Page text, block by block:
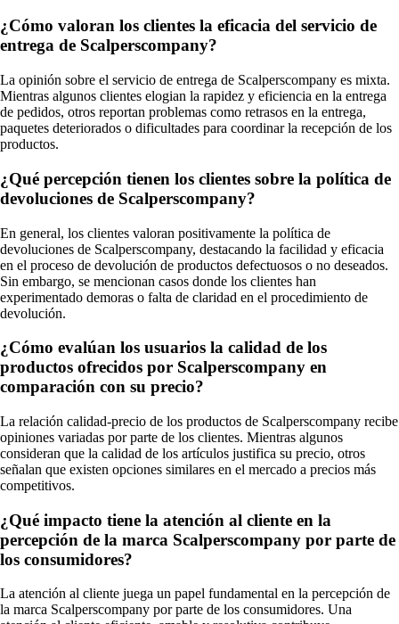
¿Cómo valoran los clientes la eficacia del servicio de
entrega de Scalperscompany?
La opinión sobre el servicio de entrega de Scalperscompany es mixta.
Mientras algunos clientes elogian la rapidez y eficiencia en la entrega
de pedidos, otros reportan problemas como retrasos en la entrega,
paquetes deteriorados o dificultades para coordinar la recepción de los
productos.
¿Qué percepción tienen los clientes sobre la política de
devoluciones de Scalperscompany?
En general, los clientes valoran positivamente la política de
devoluciones de Scalperscompany, destacando la facilidad y eficacia
en el proceso de devolución de productos defectuosos o no deseados.
Sin embargo, se mencionan casos donde los clientes han
experimentado demoras o falta de claridad en el procedimiento de
devolución.
¿Cómo evalúan los usuarios la calidad de los
productos ofrecidos por Scalperscompany en
comparación con su precio?
La relación calidad-precio de los productos de Scalperscompany recibe
opiniones variadas por parte de los clientes. Mientras algunos
consideran que la calidad de los artículos justifica su precio, otros
señalan que existen opciones similares en el mercado a precios más
competitivos.
¿Qué impacto tiene la atención al cliente en la
percepción de la marca Scalperscompany por parte de
los consumidores?
La atención al cliente juega un papel fundamental en la percepción de
la marca Scalperscompany por parte de los consumidores. Una